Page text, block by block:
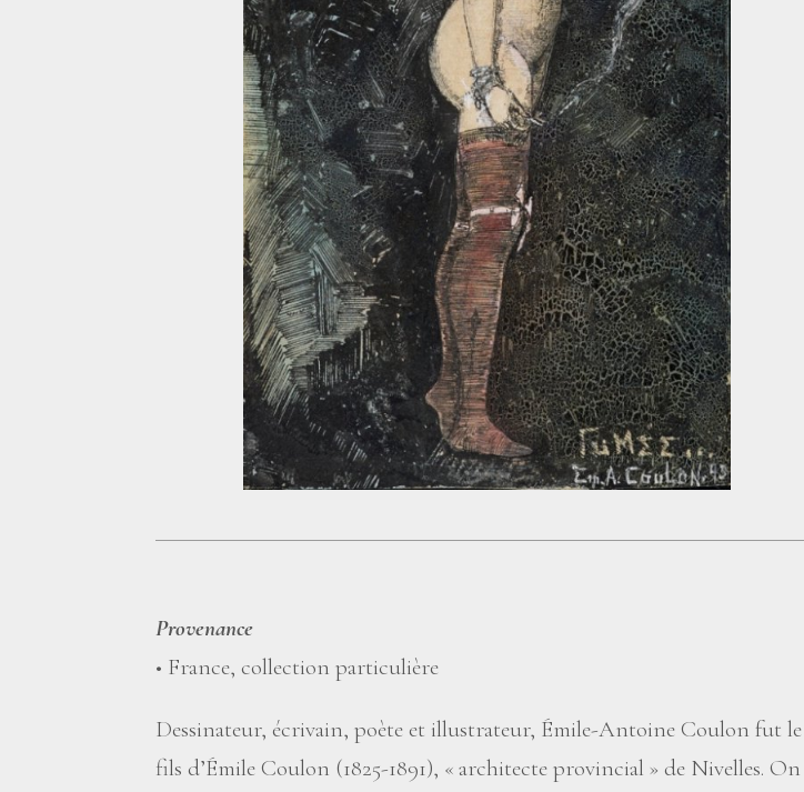
Provenance
• France, collection particulière
Dessinateur, écrivain, poète et illustrateur, Émile-Antoine Coulon fut le
fils d’Émile Coulon (1825-1891), « architecte provincial » de Nivelles. On